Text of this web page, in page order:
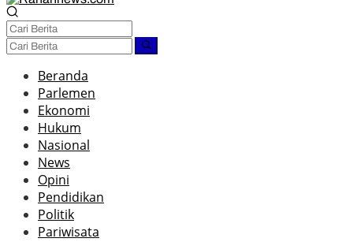
Beranda
Parlemen
Ekonomi
Hukum
Nasional
News
Opini
Pendidikan
Politik
Pariwisata